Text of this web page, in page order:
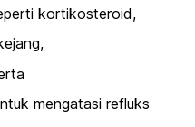
kortikosteroid,
mengatasi refluks